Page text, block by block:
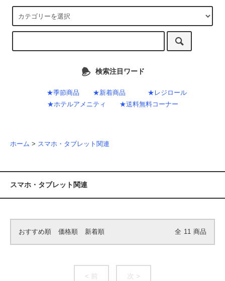
検索注目ワード
★季節商品 ★新着商品
★レジロール
★ホテルアメニティ
★送料無料コーナー
ホーム > スマホ・タブレット関連
スマホ・タブレット関連
おすすめ順 価格順 新着順 全 11 商品
< 前 次 >